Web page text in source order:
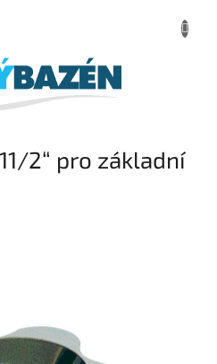
2“ pro základní